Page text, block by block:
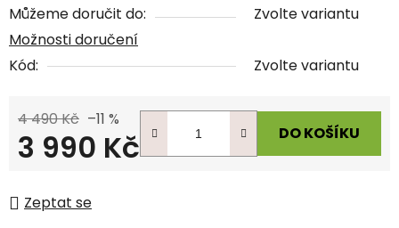
Můžeme doručit do:
Zvolte variantu
Možnosti doručení
Kód:
Zvolte variantu
4 490 Kč –11 %
3 990 Kč DO KOŠÍKU
Zeptat se